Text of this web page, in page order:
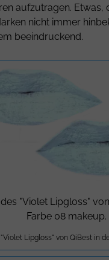
aufzutragen. Etwas,
nicht immer
beeindruckend.
"Violet Lipgloss"
Farbe 08 makeup.
Lipgloss" von QiBest in